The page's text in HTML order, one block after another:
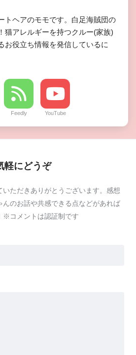
トヘアのモモです。白足海賊団の
猫アレルギーを持つクルー(家族)
お役立ち情報を発信しているに
Feedly YouTube
軽にどうぞ
いただきありがとうございます。感想
のお話や共感できる点などがあれば
※コメントは認証制です